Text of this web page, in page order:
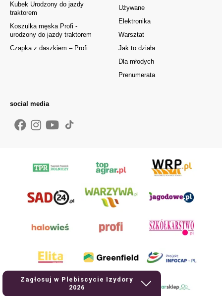
Zagłosuj w Plebiscycie Izydory
2026
Używane
Elektronika
Warsztat
Jak to działa
Dla młodych
Prenumerata
Kubek Urodzony do jazdy
traktorem
Koszulka męska Profi -
urodzony do jazdy traktorem
Czapka z daszkiem – Profi
social media